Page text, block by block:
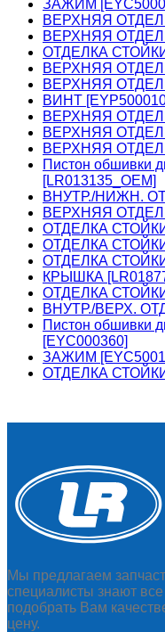
ЗАЖИМ
ВЕРХНЯЯ
ВЕРХНЯЯ
ОТДЕЛКА СТОЙКИ
ВЕРХНЯЯ
ВЕРХНЯЯ
ВИНТ
ВЕРХНЯЯ
ВЕРХНЯЯ
ВЕРХНЯЯ
Пистон обшивки
[LR013135_OEM]
ВНУТР./НИЖН.
ВЕРХНЯЯ
ОТДЕЛКА СТОЙКИ
ОТДЕЛКА СТОЙКИ
ОТДЕЛКА СТОЙКИ
КРЫШКА
ОТДЕЛКА СТОЙКИ
ВНУТР./ВЕРХ.
Пистон обшивки
[EYC000360]
ЗАЖИМ
ОТДЕЛКА СТОЙКИ
Мы предлагаем
специалисты знают
подобрать Вам
цену.